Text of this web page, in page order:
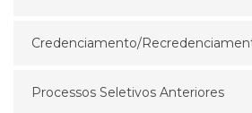
Credenciamento/
Processos Seletivos Anteriores